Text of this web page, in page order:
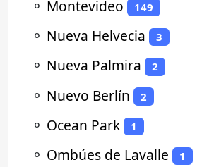
⚬ Montevideo 149
⚬ Nueva Helvecia 3
⚬ Nueva Palmira 2
⚬ Nuevo Berlín 2
⚬ Ocean Park 1
⚬ Ombúes de Lavalle 1